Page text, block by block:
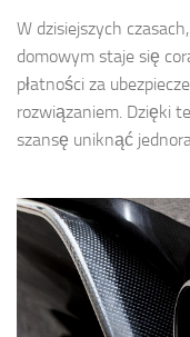
W dzisiejszych
domowym staje się
płatności za
rozwiązaniem. Dzięki
szansę uniknąć